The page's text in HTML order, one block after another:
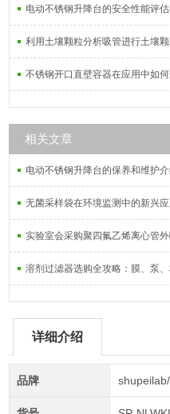
电动不锈钢升降台的安全性能评估
利用土壤颗粒分析吸管进行土壤
不锈钢开口直壁容器在应用中如
相关文章
电动不锈钢升降台的保养和维护
无菌采样袋在环境监测中的新兴应
实验室会采购聚四氟乙烯离心管
溶剂过滤器选购全攻略：膜、泵
详细介绍
品牌